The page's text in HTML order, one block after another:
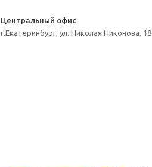
Центральный офис
г.Екатеринбург, ул. Николая Никонова, 18